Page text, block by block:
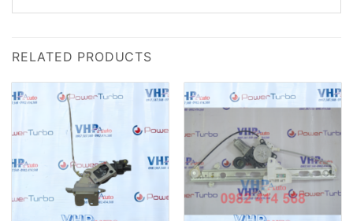
RELATED PRODUCTS